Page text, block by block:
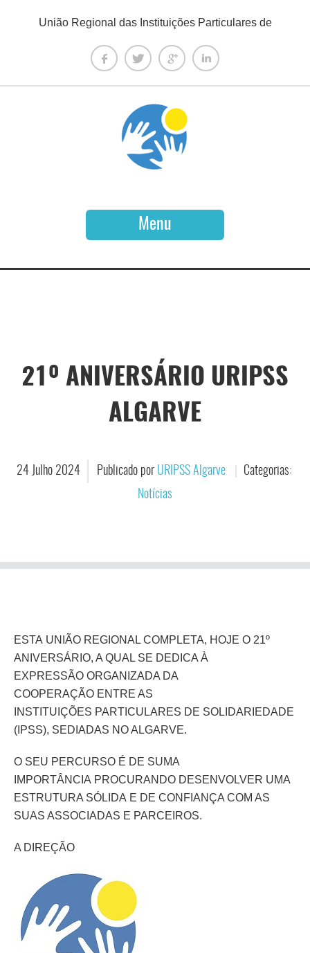
União Regional das Instituições Particulares de
Menu
21º ANIVERSÁRIO URIPSS
ALGARVE
24 Julho 2024 Publicado por URIPSS Algarve
Categorias:
Notícias
ESTA UNIÃO REGIONAL COMPLETA, HOJE O 21º
ANIVERSÁRIO, A QUAL SE DEDICA À
EXPRESSÃO ORGANIZADA DA
COOPERAÇÃO ENTRE AS
INSTITUIÇÕES PARTICULARES DE SOLIDARIEDADE
(IPSS), SEDIADAS NO ALGARVE.
O SEU PERCURSO É DE SUMA
IMPORTÂNCIA PROCURANDO DESENVOLVER UMA
ESTRUTURA SÓLIDA E DE CONFIANÇA COM AS
SUAS ASSOCIADAS E PARCEIROS.
A DIREÇÃO